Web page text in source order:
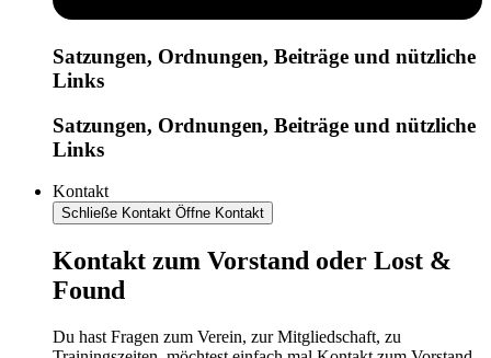
Satzungen, Ordnungen, Beiträge und nützliche
Links
Satzungen, Ordnungen, Beiträge und nützliche
Links
Kontakt
Schließe Kontakt Öffne Kontakt
Kontakt zum Vorstand oder Lost &
Found
Du hast Fragen zum Verein, zur Mitgliedschaft, zu